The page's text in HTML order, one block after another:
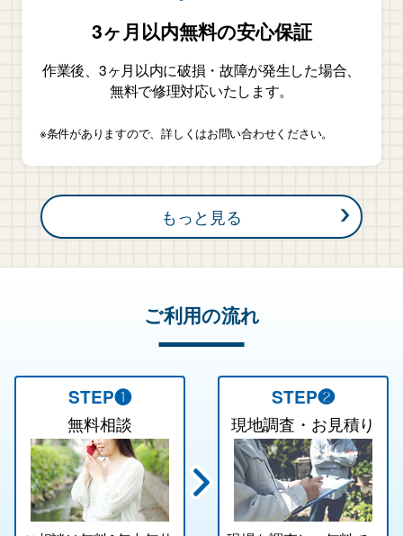
3ヶ月以内無料の安心保証
作業後、3ヶ月以内に破損・故障が発生した場合、
無料で修理対応いたします。
※条件がありますので、詳しくはお問い合わせください。
もっと見る
ご利用の流れ
STEP❶
無料相談
STEP❷
現地調査・お見積り